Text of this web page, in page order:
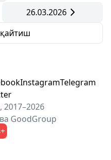
26.03.2026
InstagramTelegram
ва GoodGroup